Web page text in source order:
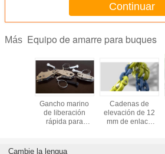
Continuar
Más Equipo de amarre para buques
Gancho marino
de liberación
rápida para
Cadenas de
elevación de 12
mm de enlace
Cambie la lengua